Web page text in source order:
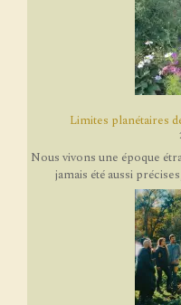
Limites planétaires
Nous vivons une époque
jamais été aussi